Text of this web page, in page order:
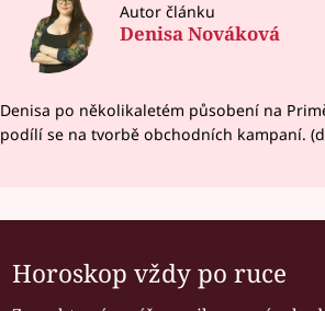
Autor článku
Denisa Nováková
Denisa po několikaletém působení na
podílí se na tvorbě obchodních kampaní.
Horoskop vždy po ruce